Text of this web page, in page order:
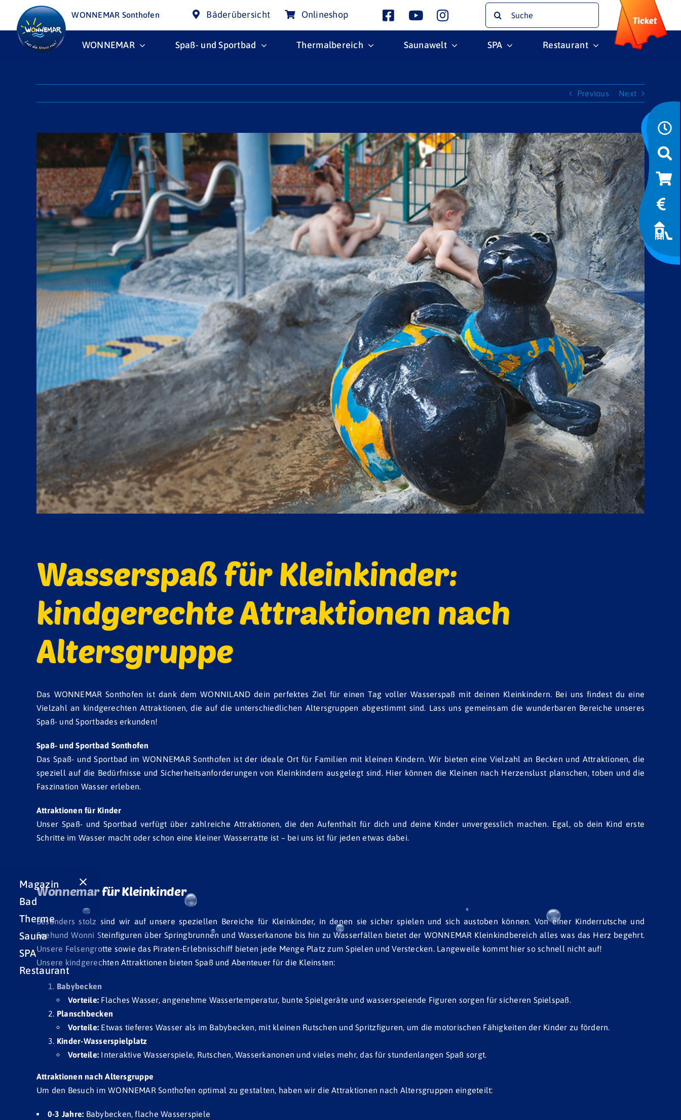
content
WONNEMAR Sonthofen Bäderübersicht Onlineshop
nach:
WONNEMAR Spaß- und Sportbad Thermalbereich Saunawelt SPA Restaurant
Previous Next
Larger
Image
Wasserspaß für Kleinkinder:
kindgerechte Attraktionen nach
Altersgruppe
Das WONNEMAR Sonthofen ist dank dem WONNILAND dein perfektes Ziel für einen Tag voller Wasserspaß mit deinen Kleinkindern. Bei uns findest du eine
Vielzahl an kindgerechten Attraktionen, die auf die unterschiedlichen Altersgruppen abgestimmt sind. Lass uns gemeinsam die wunderbaren Bereiche unseres
Spaß- und Sportbades erkunden!
Spaß- und Sportbad Sonthofen
Das Spaß- und Sportbad im WONNEMAR Sonthofen ist der ideale Ort für Familien mit kleinen Kindern. Wir bieten eine Vielzahl an Becken und Attraktionen, die
speziell auf die Bedürfnisse und Sicherheitsanforderungen von Kleinkindern ausgelegt sind. Hier können die Kleinen nach Herzenslust planschen, toben und die
Faszination Wasser erleben.
Attraktionen für Kinder
Unser Spaß- und Sportbad verfügt über zahlreiche Attraktionen, die den Aufenthalt für dich und deine Kinder unvergesslich machen. Egal, ob dein Kind erste
Schritte im Wasser macht oder schon eine kleiner Wasserratte ist – bei uns ist für jeden etwas dabei.
Ebene 2 Platzhalter
Ebene 3 Platzhalter
Wonnemar für Kleinkinder
Besonders stolz sind wir auf unsere speziellen Bereiche für Kleinkinder, in denen sie sicher spielen und sich austoben können. Von einer Kinderrutsche und
Seehund Wonni Steinfiguren über Springbrunnen und Wasserkanone bis hin zu Wasserfällen bietet der WONNEMAR Kleinkindbereich alles was das Herz begehrt.
Unsere Felsengrotte sowie das Piraten-Erlebnisschiff bieten jede Menge Platz zum Spielen und Verstecken. Langeweile kommt hier so schnell nicht auf!
Unsere kindgerechten Attraktionen bieten Spaß und Abenteuer für die Kleinsten:
Babybecken
Vorteile: Flaches Wasser, angenehme Wassertemperatur, bunte Spielgeräte und wasserspeiende Figuren sorgen für sicheren Spielspaß.
Planschbecken
Vorteile: Etwas tieferes Wasser als im Babybecken, mit kleinen Rutschen und Spritzfiguren, um die motorischen Fähigkeiten der Kinder zu fördern.
Kinder-Wasserspielplatz
Vorteile: Interaktive Wasserspiele, Rutschen, Wasserkanonen und vieles mehr, das für stundenlangen Spaß sorgt.
Attraktionen nach Altersgruppe
Um den Besuch im WONNEMAR Sonthofen optimal zu gestalten, haben wir die Attraktionen nach Altersgruppen eingeteilt:
0-3 Jahre: Babybecken, flache Wasserspiele
Magazin
Bad
Therme
Sauna
SPA
Restaurant